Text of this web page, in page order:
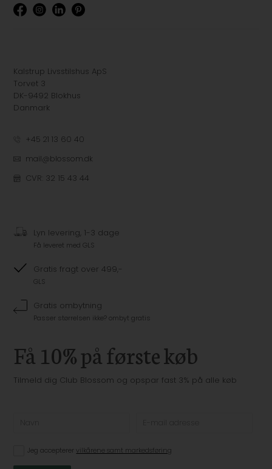
Kalstrup Livsstilshus ApS
Torvet 3
DK-9492 Blokhus
Danmark
+45 21 13 60 40
mail@blossom.dk
CVR: 32 15 43 44
Lyn levering, 1-3 dage
Få leveret med GLS
Gratis fragt over 499,-
GLS
Gratis ombytning
Passer størrelsen ikke? ombyt gratis
Få 10% på første køb
Tilmeld dig Club Blossom og opspar fast 3% på alle køb
Jeg accepterervilkårene samt markedsføring